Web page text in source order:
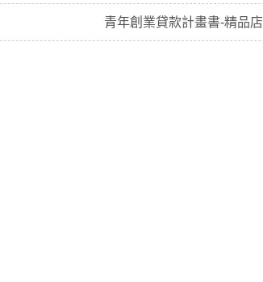
青年創業貸款計畫書-精品店